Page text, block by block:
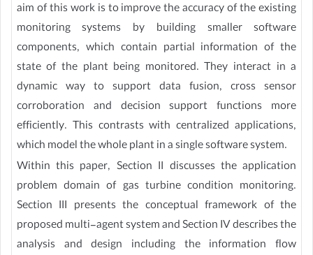
aim of this work is to improve the accuracy of the existing
monitoring systems by building smaller software
components, which contain partial information of the
state of the plant being monitored. They interact in a
dynamic way to support data fusion, cross sensor
corroboration and decision support functions more
efficiently. This contrasts with centralized applications,
which model the whole plant in a single software system.
Within this paper, Section II discusses the application
problem domain of gas turbine condition monitoring.
Section III presents the conceptual framework of the
proposed multi-agent system and Section IV describes the
analysis and design including the information flow